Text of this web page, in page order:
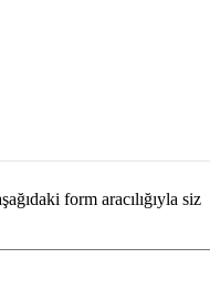
form aracılığıyla siz